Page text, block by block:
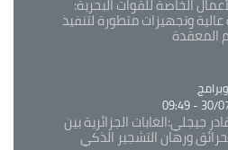
الخاصة للقوات البحرية:
وتجهيزات متطورة لتنفيذ
30/
جيجلي:الغابات الجزائرية بين
ورهان التشجير الذكي